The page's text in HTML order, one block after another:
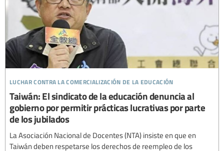
luchar contra la comercialización de la educación
Taiwán: El sindicato de la educación denuncia al
gobierno por permitir prácticas lucrativas por parte
de los jubilados
La Asociación Nacional de Docentes (NTA) insiste en que en
Taiwán deben respetarse los derechos de reempleo de los